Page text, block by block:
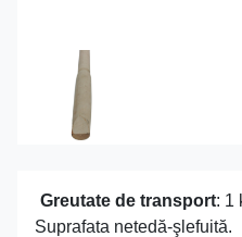
Greutate de transport: 1
Suprafata netedă-şlefuită.